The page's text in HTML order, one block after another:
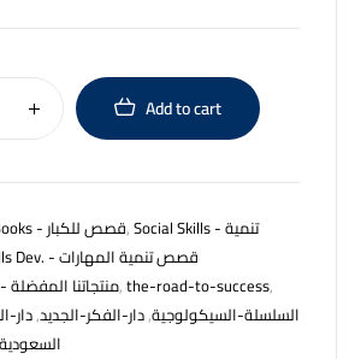
Add to cart
Adult Books - قصص للكبار,Social Skills - تنمية
Social Skills Dev. - قصص تنمية المهارات
Our Favorite - منتجاتنا المفضلة,the-road-to-success,
السلسلة-السيكولوجية,دار-الفكر-الجديد,دار-